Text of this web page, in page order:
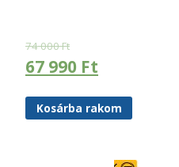
74 000Ft
67 990 Ft
Kosárba rakom